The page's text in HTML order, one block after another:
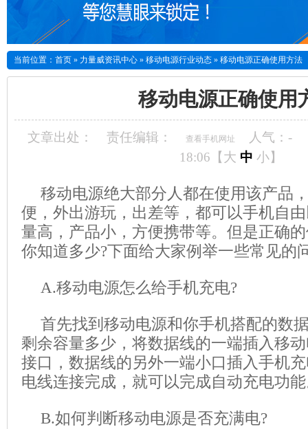
当前位置： 首页 » 力量威资讯中心 » 移动电源行业动态 » 移动电源正确使用方法
移动电源正确使用
文章出处： 责任编辑： 查看手机网址 人气： -
18:06【大 中 小】
移动电源绝大部分人都在使用该产品
便，外出游玩，出差等，都可以手机自
量高，产品小，方便携带等。但是正确
你知道多少?下面给大家例举一些常见的
A.移动电源怎么给手机充电?
首先找到移动电源和你手机搭配的数
剩余容量多少，将数据线的一端插入移
接口，数据线的另外一端小口插入手机
电线连接完成，就可以完成自动充电功
B.如何判断移动电源是否充满电?